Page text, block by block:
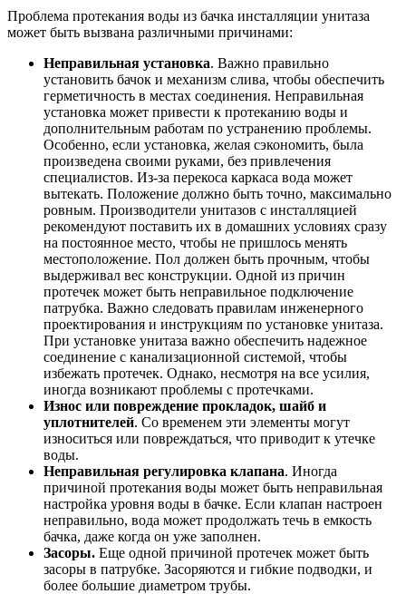
Проблема протекания воды из бачка инсталляции унитаза
может быть вызвана различными причинами:
Неправильная установка. Важно правильно
установить бачок и механизм слива, чтобы обеспечить
герметичность в местах соединения. Неправильная
установка может привести к протеканию воды и
дополнительным работам по устранению проблемы.
Особенно, если установка, желая сэкономить, была
произведена своими руками, без привлечения
специалистов. Из-за перекоса каркаса вода может
вытекать. Положение должно быть точно, максимально
ровным. Производители унитазов с инсталляцией
рекомендуют поставить их в домашних условиях сразу
на постоянное место, чтобы не пришлось менять
местоположение. Пол должен быть прочным, чтобы
выдерживал вес конструкции. Одной из причин
протечек может быть неправильное подключение
патрубка. Важно следовать правилам инженерного
проектирования и инструкциям по установке унитаза.
При установке унитаза важно обеспечить надежное
соединение с канализационной системой, чтобы
избежать протечек. Однако, несмотря на все усилия,
иногда возникают проблемы с протечками.
Износ или повреждение прокладок, шайб и
уплотнителей. Со временем эти элементы могут
износиться или повреждаться, что приводит к утечке
воды.
Неправильная регулировка клапана. Иногда
причиной протекания воды может быть неправильная
настройка уровня воды в бачке. Если клапан настроен
неправильно, вода может продолжать течь в емкость
бачка, даже когда он уже заполнен.
Засоры. Еще одной причиной протечек может быть
засоры в патрубке. Засоряются и гибкие подводки, и
более большие диаметром трубы.